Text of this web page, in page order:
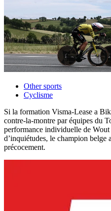
Other sports
Cyclisme
Si la formation Visma-Lease a
contre-la-montre par équipes du
performance individuelle de Wout
d’inquiétudes, le champion belge
précocement.